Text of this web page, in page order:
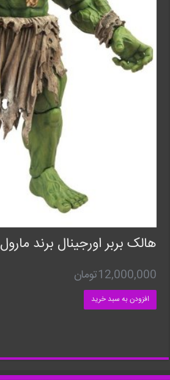
هالک بربر اورجینال برند مارول
12,000,000تومان
افزودن به سبد خرید